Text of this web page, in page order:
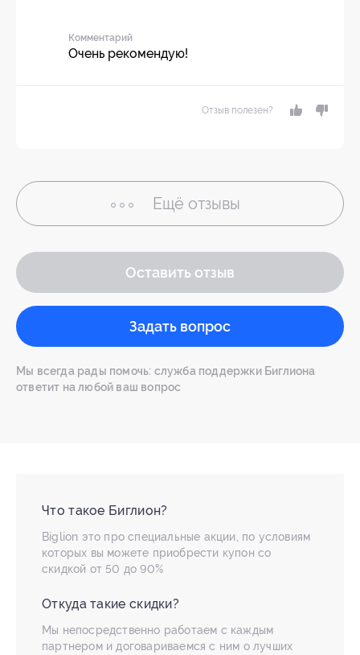
Комментарий
Очень рекомендую!
Отзыв полезен?
Ещё отзывы
Оставить отзыв
Задать вопрос
Мы всегда рады помочь: служба поддержки Биглиона
ответит на любой ваш вопрос
Что такое Биглион?
Biglion это про специальные акции, по условиям
которых вы можете приобрести купон со
скидкой от 50 до 90%
Откуда такие скидки?
Мы непосредственно работаем с каждым
партнером и договариваемся с ним о лучших